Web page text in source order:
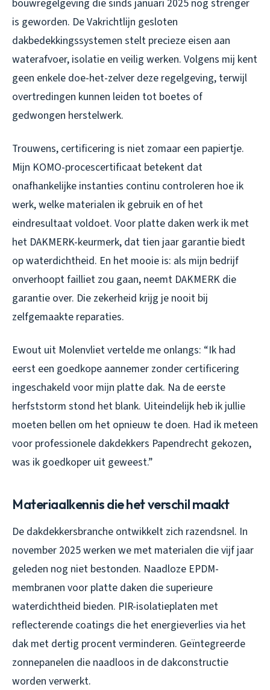
bouwregelgeving die sinds januari 2025 nog strenger
is geworden. De Vakrichtlijn gesloten
dakbedekkingssystemen stelt precieze eisen aan
waterafvoer, isolatie en veilig werken. Volgens mij kent
geen enkele doe-het-zelver deze regelgeving, terwijl
overtredingen kunnen leiden tot boetes of
gedwongen herstelwerk.
Trouwens, certificering is niet zomaar een papiertje.
Mijn KOMO-procescertificaat betekent dat
onafhankelijke instanties continu controleren hoe ik
werk, welke materialen ik gebruik en of het
eindresultaat voldoet. Voor platte daken werk ik met
het DAKMERK-keurmerk, dat tien jaar garantie biedt
op waterdichtheid. En het mooie is: als mijn bedrijf
onverhoopt failliet zou gaan, neemt DAKMERK die
garantie over. Die zekerheid krijg je nooit bij
zelfgemaakte reparaties.
Ewout uit Molenvliet vertelde me onlangs: “Ik had
eerst een goedkope aannemer zonder certificering
ingeschakeld voor mijn platte dak. Na de eerste
herfststorm stond het blank. Uiteindelijk heb ik jullie
moeten bellen om het opnieuw te doen. Had ik meteen
voor professionele dakdekkers Papendrecht gekozen,
was ik goedkoper uit geweest.”
Materiaalkennis die het verschil maakt
De dakdekkersbranche ontwikkelt zich razendsnel. In
november 2025 werken we met materialen die vijf jaar
geleden nog niet bestonden. Naadloze EPDM-
membranen voor platte daken die superieure
waterdichtheid bieden. PIR-isolatieplaten met
reflecterende coatings die het energieverlies via het
dak met dertig procent verminderen. Geïntegreerde
zonnepanelen die naadloos in de dakconstructie
worden verwerkt.